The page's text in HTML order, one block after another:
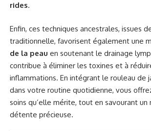
rides.
Enfin, ces techniques ancestrales, issues
traditionnelle, favorisent également une
de la peau en soutenant le drainage
contribue à éliminer les toxines et à
inflammations. En intégrant le rouleau de
dans votre routine quotidienne, vous
soins qu’elle mérite, tout en savourant un
détente précieuse.